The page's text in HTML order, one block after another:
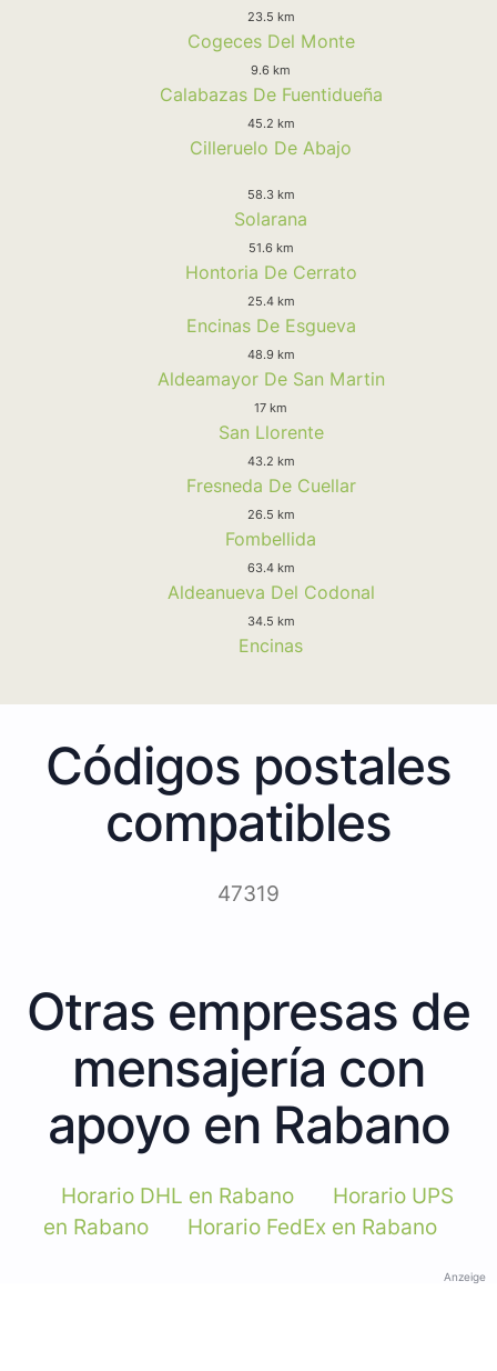
23.5 km
Cogeces Del Monte
9.6 km
Calabazas De Fuentidueña
45.2 km
Cilleruelo De Abajo
58.3 km
Solarana
51.6 km
Hontoria De Cerrato
25.4 km
Encinas De Esgueva
48.9 km
Aldeamayor De San Martin
17 km
San Llorente
43.2 km
Fresneda De Cuellar
26.5 km
Fombellida
63.4 km
Aldeanueva Del Codonal
34.5 km
Encinas
Códigos postales
compatibles
47319
Otras empresas de
mensajería con
apoyo en Rabano
Horario DHL en Rabano
Horario UPS
en Rabano
Horario FedEx en Rabano
Anzeige